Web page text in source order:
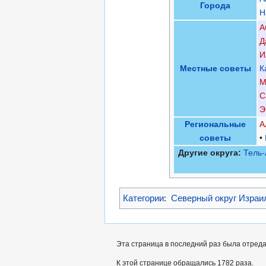
Города
Местные советы
Региональные
советы
•
Другие округа: Тель-
Категории: Северный округ
Эта страница в последний раз была
К этой странице обращались 1782 раза.